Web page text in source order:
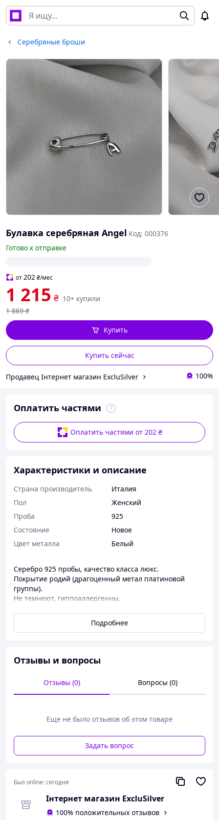
Серебряные броши
Булавка серебряная Angel Код: 000376
Готово к отправке
от202₴/мес
1 215 ₴ 10+ купили
1 869 ₴
Купить сейчас
Купить
Продавец Інтернет магазин ExcluSilver 100%
Оплатить частями
Оплатить частями от 202 ₴
Характеристики и описание
Страна производитель
Италия
Пол
Женский
Проба
925
Состояние
Новое
Цвет металла
Белый
Серебро 925 пробы, качество класса люкс.
Покрытие родий (драгоценный метал платиновой
группы).
Не темнеют, гиппоаллергенны.
украшений и брендированый футляр.
За 12 лет работы мы сделали чуточку счастливей
в:
ТРЦ РайоN
ТРЦ Проспект
нашей странице инстаграм
https://www.instagram.com/exclusilver
Подробнее
Отзывы и вопросы
Отзывы (0) Вопросы (0)
Еще не было отзывов об этом товаре
Задать вопрос
Был online:сегодня
Інтернет магазин ExcluSilver
100% положительных отзывов